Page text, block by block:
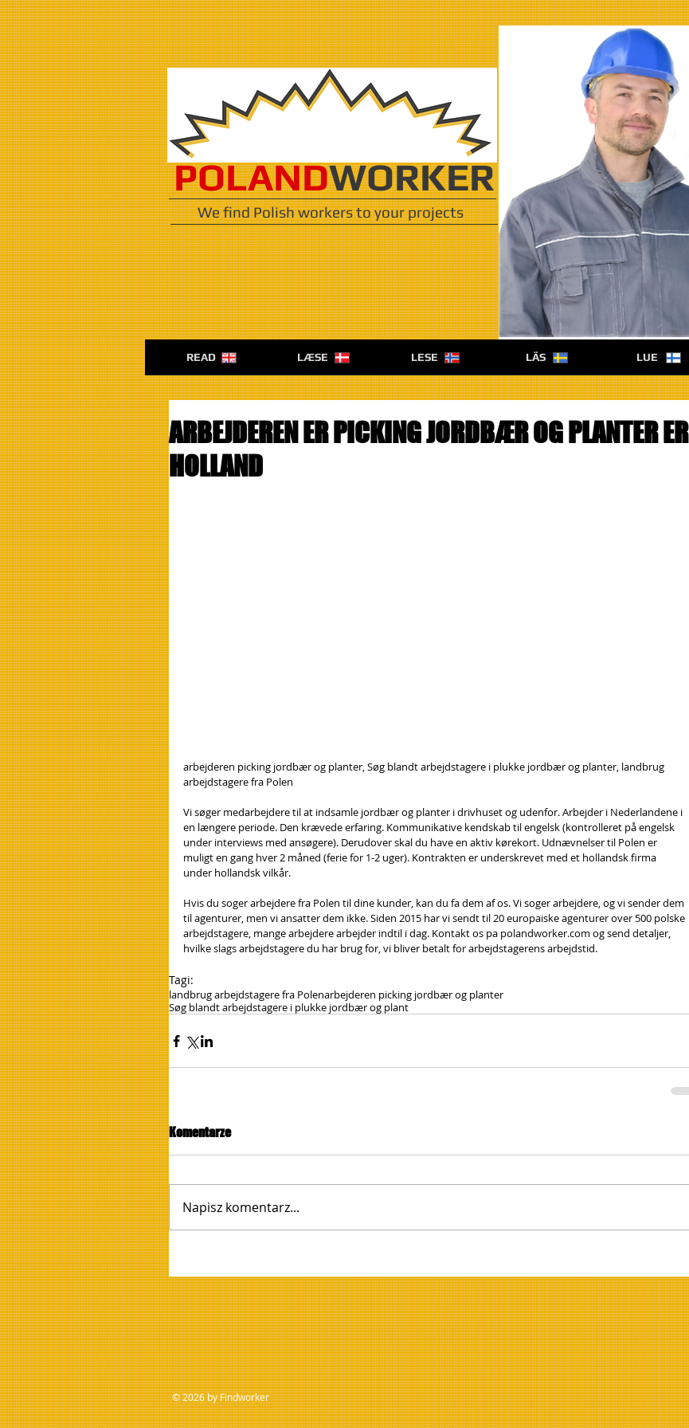
POLANDWORKER
We find Polish workersto your projects
READ LÆSE LESE LÄS LUE
ARBEJDEREN ER PICKING JORDBÆR OG PLANTER ER
HOLLAND
arbejderen picking jordbær og planter, Søg blandt arbejdstagere i plukke jordbær og planter, landbrug
arbejdstagere fra Polen
Vi søger medarbejdere til at indsamle jordbær og planter i drivhuset og udenfor. Arbejder i Nederlandene i
en længere periode. Den krævede erfaring. Kommunikative kendskab til engelsk (kontrolleret på engelsk
under interviews med ansøgere). Derudover skal du have en aktiv kørekort. Udnævnelser til Polen er
muligt en gang hver 2 måned (ferie for 1-2 uger). Kontrakten er underskrevet med et hollandsk firma
under hollandsk vilkår.
Hvis du soger arbejdere fra Polen til dine kunder, kan du fa dem af os. Vi soger arbejdere, og vi sender dem
til agenturer, men vi ansatter dem ikke. Siden 2015 har vi sendt til 20 europaiske agenturer over 500 polske
arbejdstagere, mange arbejdere arbejder indtil i dag. Kontakt os pa polandworker.com og send detaljer,
hvilke slags arbejdstagere du har brug for, vi bliver betalt for arbejdstagerens arbejdstid.
Tagi:
landbrug arbejdstagere fra Polenarbejderen picking jordbær og planter
Søg blandt arbejdstagere i plukke jordbær og plant
Komentarze
Napisz komentarz...
© 2026 by Findworker